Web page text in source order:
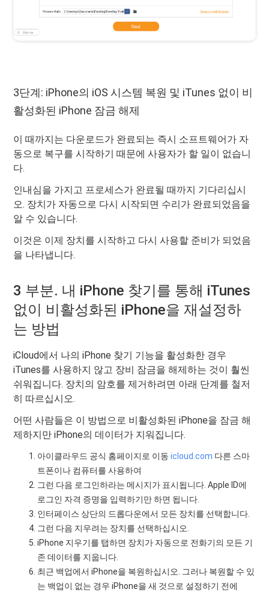
3단계: iPhone의 iOS 시스템 복원 및 iTunes 없이 비
활성화된 iPhone 잠금 해제
이 때까지는 다운로드가 완료되는 즉시 소프트웨어가 자
동으로 복구를 시작하기 때문에 사용자가 할 일이 없습니
다.
인내심을 가지고 프로세스가 완료될 때까지 기다리십시
오. 장치가 자동으로 다시 시작되면 수리가 완료되었음을
알 수 있습니다.
이것은 이제 장치를 시작하고 다시 사용할 준비가 되었음
을 나타냅니다.
3 부분. 내 iPhone 찾기를 통해 iTunes
없이 비활성화된 iPhone을 재설정하
는 방법
iCloud에서 나의 iPhone 찾기 기능을 활성화한 경우
iTunes를 사용하지 않고 장비 잠금을 해제하는 것이 훨씬
쉬워집니다. 장치의 암호를 제거하려면 아래 단계를 철저
히 따르십시오.
어떤 사람들은 이 방법으로 비활성화된 iPhone을 잠금 해
제하지만 iPhone의 데이터가 지워집니다.
아이클라우드 공식 홈페이지로 이동icloud.com 다른 스마
트폰이나 컴퓨터를 사용하여
그런 다음 로그인하라는 메시지가 표시됩니다. Apple ID에
로그인 자격 증명을 입력하기만 하면 됩니다.
인터페이스 상단의 드롭다운에서 모든 장치를 선택합니다.
그런 다음 지우려는 장치를 선택하십시오.
iPhone 지우기를 탭하면 장치가 자동으로 전화기의 모든 기
존 데이터를 지웁니다.
최근 백업에서 iPhone을 복원하십시오. 그러나 복원할 수 있
는 백업이 없는 경우 iPhone을 새 것으로 설정하기 전에